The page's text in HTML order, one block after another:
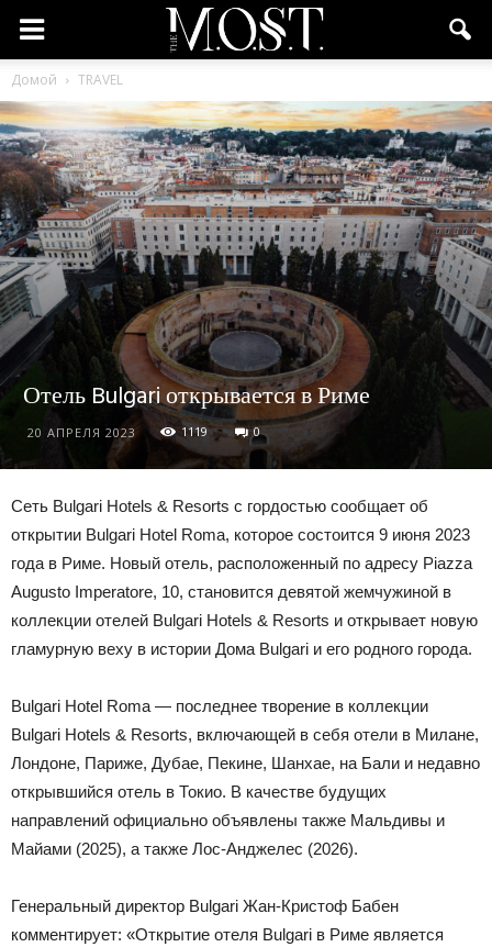
Домой TRAVEL
Отель Bulgari открывается в Риме
20 АПРЕЛЯ 2023 1119 0
Сеть Bulgari Hotels & Resorts с гордостью сообщает об
открытии Bulgari Hotel Roma, которое состоится 9 июня 2023
года в Риме. Новый отель, расположенный по адресу Piazza
Augusto Imperatore, 10, становится девятой жемчужиной в
коллекции отелей Bulgari Hotels & Resorts и открывает новую
гламурную веху в истории Дома Bulgari и его родного города.
Bulgari Hotel Roma — последнее творение в коллекции
Bulgari Hotels & Resorts, включающей в себя отели в Милане,
Лондоне, Париже, Дубае, Пекине, Шанхае, на Бали и недавно
открывшийся отель в Токио. В качестве будущих
направлений официально объявлены также Мальдивы и
Майами (2025), а также Лос-Анджелес (2026).
Генеральный директор Bulgari Жан-Кристоф Бабен
комментирует: «Открытие отеля Bulgari в Риме является